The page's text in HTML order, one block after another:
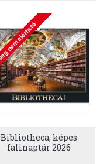
Bibliotheca, képes
falinaptár 2026